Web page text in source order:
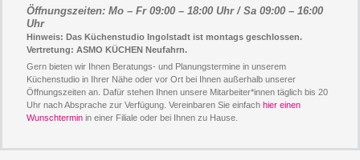
Öffnungszeiten: Mo – Fr 09:00 – 18:00 Uhr / Sa 09:00 – 16:00
Uhr
Hinweis: Das Küchenstudio Ingolstadt ist montags geschlossen.
Vertretung: ASMO KÜCHEN Neufahrn.
Gern bieten wir Ihnen Beratungs- und Planungstermine in unserem
Küchenstudio in Ihrer Nähe oder vor Ort bei Ihnen außerhalb unserer
Öffnungszeiten an. Dafür stehen Ihnen unsere Mitarbeiter*innen täglich bis 20
Uhr nach Absprache zur Verfügung. Vereinbaren Sie einfach hier einen
Wunschtermin in einer Filiale oder bei Ihnen zu Hause.